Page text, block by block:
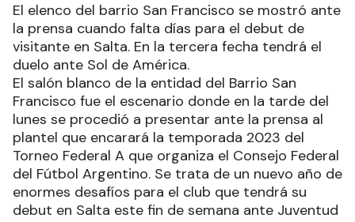
El elenco del barrio San Francisco se mostró ante
la prensa cuando falta días para el debut de
visitante en Salta. En la tercera fecha tendrá el
duelo ante Sol de América.
El salón blanco de la entidad del Barrio San
Francisco fue el escenario donde en la tarde del
lunes se procedió a presentar ante la prensa al
plantel que encarará la temporada 2023 del
Torneo Federal A que organiza el Consejo Federal
del Fútbol Argentino. Se trata de un nuevo año de
enormes desafíos para el club que tendrá su
debut en Salta este fin de semana ante Juventud